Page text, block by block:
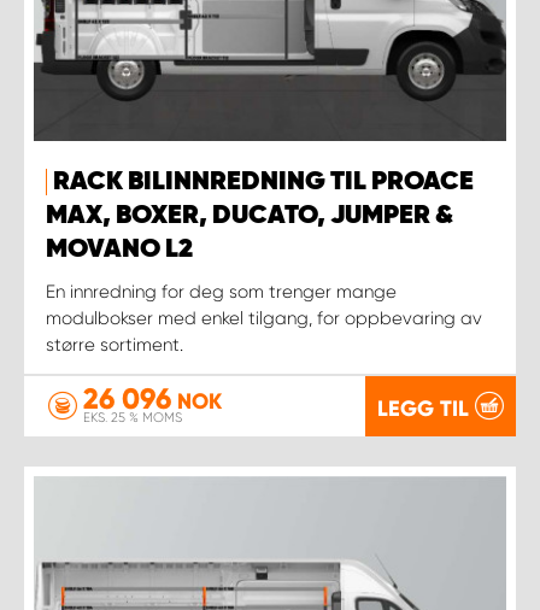
RACK BILINNREDNING TIL PROACE
MAX, BOXER, DUCATO, JUMPER &
MOVANO L2
En innredning for deg som trenger mange
modulbokser med enkel tilgang, for oppbevaring av
større sortiment.
26 096 NOK
EKS. 25 % MOMS LEGG TIL